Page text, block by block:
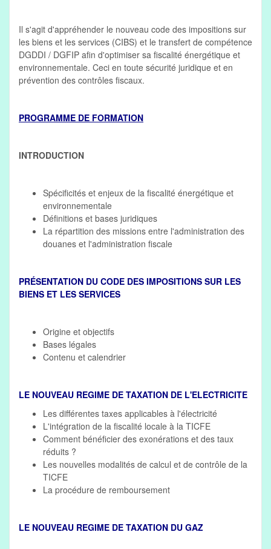
Il s'agit d'appréhender le nouveau code des impositions sur
les biens et les services (CIBS) et le transfert de compétence
DGDDI / DGFIP afin d'optimiser sa fiscalité énergétique et
environnementale. Ceci en toute sécurité juridique et en
prévention des contrôles fiscaux.
PROGRAMME DE FORMATION
INTRODUCTION
Spécificités et enjeux de la fiscalité énergétique et
environnementale
Définitions et bases juridiques
La répartition des missions entre l'administration des
douanes et l'administration fiscale
PRÉSENTATION DU CODE DES IMPOSITIONS SUR LES
BIENS ET LES SERVICES
Origine et objectifs
Bases légales
Contenu et calendrier
LE NOUVEAU REGIME DE TAXATION DE L'ELECTRICITE
Les différentes taxes applicables à l'électricité
L'intégration de la fiscalité locale à la TICFE
Comment bénéficier des exonérations et des taux
réduits ?
Les nouvelles modalités de calcul et de contrôle de la
TICFE
La procédure de remboursement
LE NOUVEAU REGIME DE TAXATION DU GAZ